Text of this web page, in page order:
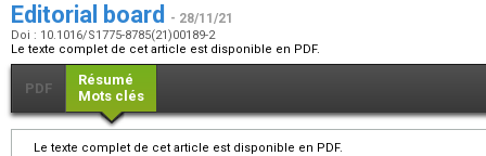
Editorial board - 28/11/21
Doi : 10.1016/S1775-8785(21)00189-2
Le texte complet de cet article est disponible en PDF.
PDF
Résumé
Mots clés
Le texte complet de cet article est disponible en PDF.